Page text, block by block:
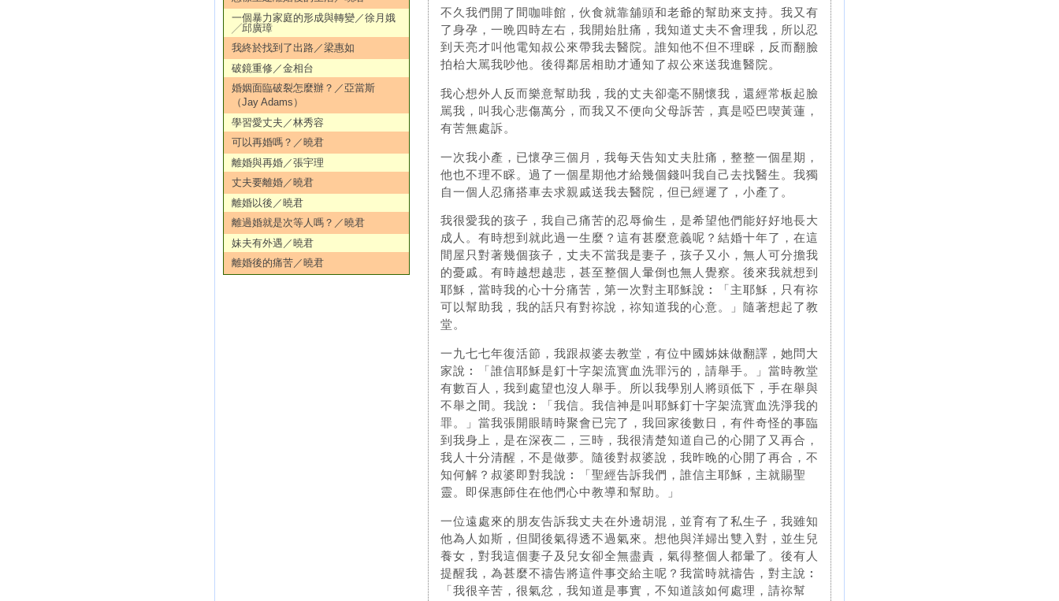
一個暴力家庭的形成與轉變／徐月娥
╱邱廣璋
我終於找到了出路／梁惠如
破鏡重修／金相台
婚姻面臨破裂怎麼辦？／亞當斯
（Jay Adams）
學習愛丈夫／林秀容
可以再婚嗎？／曉君
離婚與再婚／張宇理
丈夫要離婚／曉君
離婚以後／曉君
離過婚就是次等人嗎？／曉君
妹夫有外遇／曉君
離婚後的痛苦／曉君
不久我們開了間咖啡館，伙食就靠舖頭和老爺的幫助來支持。我又有
了身孕，一晩四時左右，我開始肚痛，我知道丈夫不會理我，所以忍
到天亮才叫他電知叔公來帶我去醫院。誰知他不但不理睬，反而翻臉
拍枱大駡我吵他。後得鄰居相助才通知了叔公來送我進醫院。
我心想外人反而樂意幫助我，我的丈夫卻毫不關懷我，還經常板起臉
駡我，叫我心悲傷萬分，而我又不便向父母訴苦，真是啞巴喫黃蓮，
有苦無處訴。
一次我小產，已懷孕三個月，我每天告知丈夫肚痛，整整一個星期，
他也不理不睬。過了一個星期他才給幾個錢叫我自己去找醫生。我獨
自一個人忍痛搭車去求親戚送我去醫院，但已經遲了，小產了。
我很愛我的孩子，我自己痛苦的忍辱偷生，是希望他們能好好地長大
成人。有時想到就此過一生麼？這有甚麼意義呢？結婚十年了，在這
間屋只對著幾個孩子，丈夫不當我是妻子，孩子又小，無人可分擔我
的憂戚。有時越想越悲，甚至整個人暈倒也無人覺察。後來我就想到
耶穌，當時我的心十分痛苦，第一次對主耶穌說︰「主耶穌，只有祢
可以幫助我，我的話只有對祢說，祢知道我的心意。」隨著想起了教
堂。
一九七七年復活節，我跟叔婆去教堂，有位中國姊妹做翻譯，她問大
家說︰「誰信耶穌是釘十字架流寳血洗罪污的，請舉手。」當時教堂
有數百人，我到處望也沒人舉手。所以我學別人將頭低下，手在舉與
不舉之間。我說︰「我信。我信神是叫耶穌釘十字架流寳血洗淨我的
罪。」當我張開眼睛時聚會已完了，我回家後數日，有件奇怪的事臨
到我身上，是在深夜二，三時，我很清楚知道自己的心開了又再合，
我人十分清醒，不是做夢。隨後對叔婆說，我昨晚的心開了再合，不
知何解？叔婆即對我說︰「聖經告訴我們，誰信主耶穌，主就賜聖
靈。即保惠師住在他們心中教導和幫助。」
一位遠處來的朋友告訴我丈夫在外邊胡混，並育有了私生子，我雖知
他為人如斯，但聞後氣得透不過氣來。想他與洋婦出雙入對，並生兒
養女，對我這個妻子及兒女卻全無盡責，氣得整個人都暈了。後有人
提醒我，為甚麼不禱告將這件事交給主呢？我當時就禱告，對主說︰
「我很辛苦，很氣忿，我知道是事實，不知道該如何處理，請祢幫